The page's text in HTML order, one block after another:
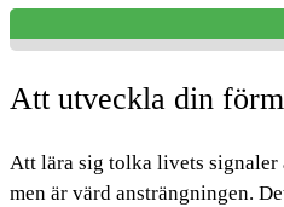
Att utveckla din
Att lära sig tolka livets signaler
men är värd ansträngningen.